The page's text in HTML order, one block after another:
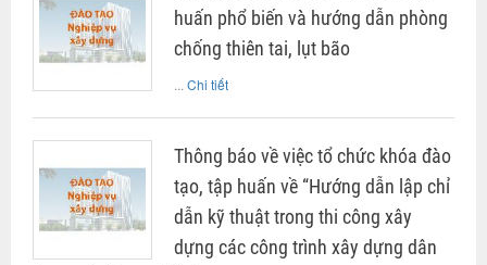
huấn phổ biến và hướng dẫn phòng
chống thiên tai, lụt bão
... Chi tiết
Thông báo về việc tổ chức khóa đào
tạo, tập huấn về “Hướng dẫn lập chỉ
dẫn kỹ thuật trong thi công xây
dựng các công trình xây dựng dân